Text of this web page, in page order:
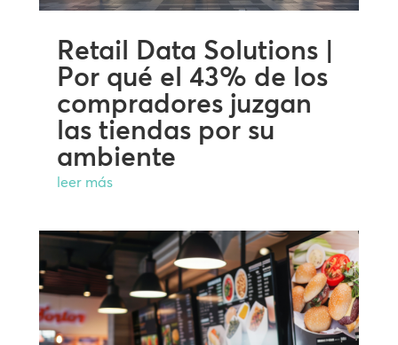
Retail Data Solutions |
Por qué el 43% de los
compradores juzgan
las tiendas por su
ambiente
leer más